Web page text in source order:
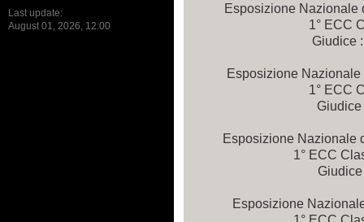
Last update:
August 01, 2026, 12:00
Esposizione Nazionale
1° ECC
Giudice
Esposizione Nazionale
1° ECC
Giudice
Esposizione Nazionale
1° ECC
Giudice
Esposizione